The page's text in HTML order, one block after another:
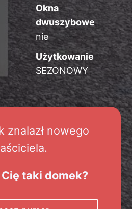
znalazł nowego
taki domek?
Okna
dwuszybowe
nie
Użytkowanie
SEZONOWY